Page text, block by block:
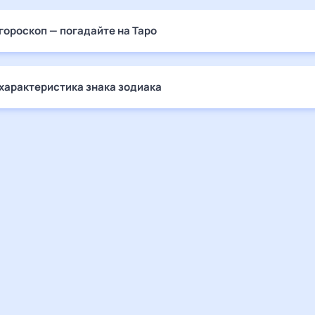
— погадайте на Таро
знака зодиака